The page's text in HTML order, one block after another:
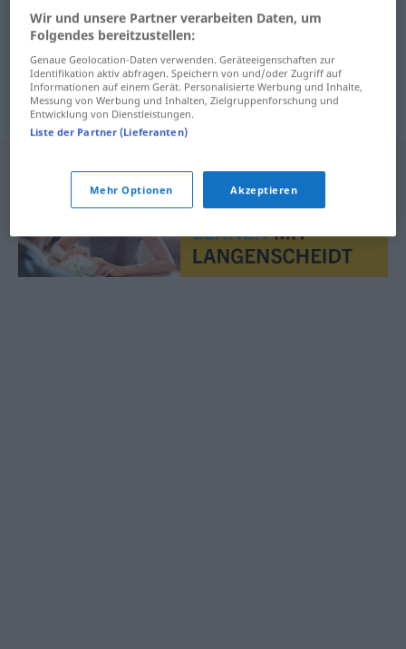
Übermaßn overdaad
Überschwangm overdaad FIG
Wir und unsere Partner verarbeiten Daten, um
Folgendes bereitzustellen:
Genaue Geolocation-Daten verwenden. Geräteeigenschaften zur
Identifikation aktiv abfragen. Speichern von und/oder Zugriff auf
Informationen auf einem Gerät. Personalisierte Werbung und Inhalte,
Messung von Werbung und Inhalten, Zielgruppenforschung und
Entwicklung von Dienstleistungen.
Liste der Partner (Lieferanten)
Mehr Optionen Akzeptieren